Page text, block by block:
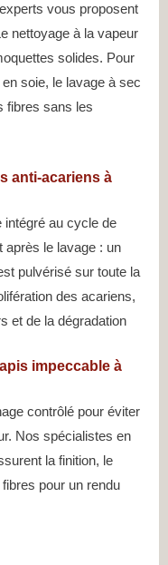
vous proposent
nettoyage à la vapeur
solides. Pour
soie, le lavage à sec
fibres sans les
anti-acariens à
intégré au cycle de
après le lavage : un
pulvérisé sur toute la
des acariens,
et de la dégradation
impeccable à
contrôlé pour éviter
Nos spécialistes en
la finition, le
pour un rendu